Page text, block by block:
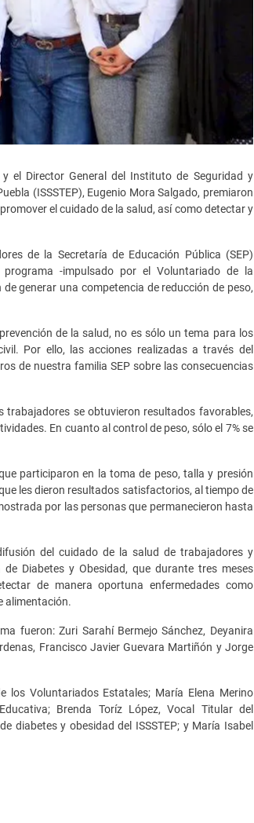
el Director General del Instituto de Seguridad y
(ISSSTEP), Eugenio Mora Salgado, premiaron
el cuidado de la salud, así como detectar y
de la Secretaría de Educación Pública (SEP)
-impulsado por el Voluntariado de la
generar una competencia de reducción de peso,
de la salud, no es sólo un tema para los
Por ello, las acciones realizadas a través del
de nuestra familia SEP sobre las consecuencias
trabajadores se obtuvieron resultados favorables,
En cuanto al control de peso, sólo el 7% se
participaron en la toma de peso, talla y presión
les dieron resultados satisfactorios, al tiempo de
por las personas que permanecieron hasta
del cuidado de la salud de trabajadores y
Diabetes y Obesidad, que durante tres meses
de manera oportuna enfermedades como
alimentación.
fueron: Zuri Sarahí Bermejo Sánchez, Deyanira
Francisco Javier Guevara Martiñón y Jorge
los Voluntariados Estatales; María Elena Merino
Brenda Toríz López, Vocal Titular del
diabetes y obesidad del ISSSTEP; y María Isabel